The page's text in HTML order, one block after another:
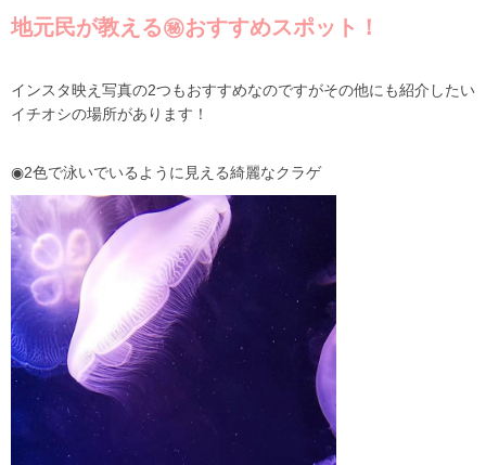
地元民が教える㊙おすすめスポット！
インスタ映え写真の2つもおすすめなのですがその他にも紹介したい
イチオシの場所があります！
◉2色で泳いでいるように見える綺麗なクラゲ